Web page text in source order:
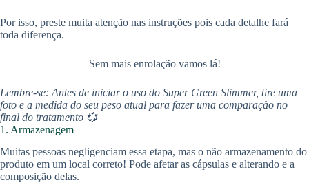
Por isso, preste muita atenção nas instruções pois cada detalhe fará
toda diferença.
Sem mais enrolação vamos lá!
Lembre-se: Antes de iniciar o uso do Super Green Slimmer, tire uma
foto e a medida do seu peso atual para fazer uma comparação no
final do tratamento 💞
1. Armazenagem
Muitas pessoas negligenciam essa etapa, mas o não armazenamento do
produto em um local correto! Pode afetar as cápsulas e alterando e a
composição delas.